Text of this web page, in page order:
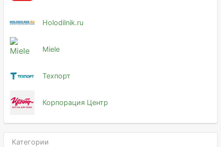
Holodilnik.ru
Miele
Техпорт
Корпорация Центр
Категории